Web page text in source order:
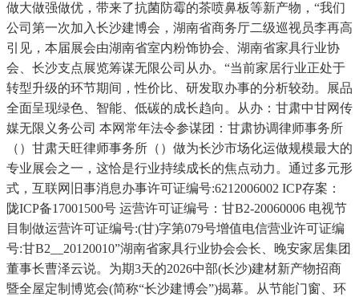
做大做强做优，带来了抗菌防霉的茶喷鼻板等新产物，“我们
公司第一次加入长沙建博会，湖南省商务厅二级巡视员李再高
引见，本届展会由湖南省室内粉饰协会、湖南省家具行业协
会、长沙支点展览筹谋无限公司从办。“当前家居行业正处于
转型升级的环节期间，性价比、研发取办事的分析较劲。展品
全面呈现绿色、智能、低碳的成长趋向。从办：甘肃中甘网传
媒无限义务公司 本网常年法令参谋团：甘肃协调律师事务所
（）甘肃天旺律师事务所（）做为长沙市场化运做规模最大的
专业展会之一，这恰是行业持续成长的焦点动力。通过多元形
式，互联网旧事消息办事许可证编号:6212006002 ICP存案：
陇ICP备17001500号 运营许可证编号：甘B2-20060006 电视节
目制做运营许可证编号:(甘)字第079号增值电信营业许可证编
号:甘B2__20120010”湖南省家具行业协会会长、晚安家居集团
董事长曹泽云说。为期3天的2026中部(长沙)建材新产物招商
暨全屋定制博览会(简称“长沙建博会”)揭幕。从节能门窗、环